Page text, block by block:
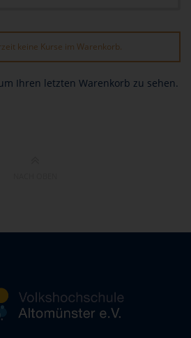
keine Kurse im Warenkorb.
Ihren letzten Warenkorb zu sehen.